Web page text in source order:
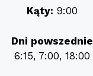
Kąty: 9:00
Dni powszednie
6:15, 7:00, 18:00